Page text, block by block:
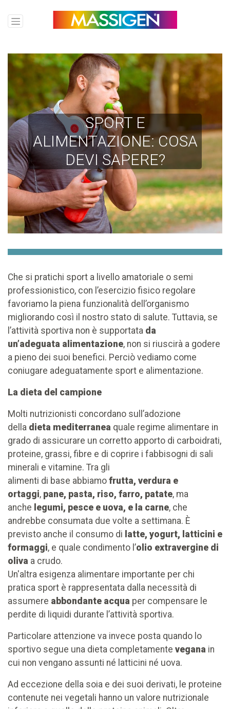
SPORT E
ALIMENTAZIONE: COSA
DEVI SAPERE?
Che si pratichi sport a livello amatoriale o semi
professionistico, con l’esercizio fisico regolare
favoriamo la piena funzionalità dell’organismo
migliorando così il nostro stato di salute. Tuttavia, se
l’attività sportiva non è supportata da
un’adeguata alimentazione, non si riuscirà a godere
a pieno dei suoi benefici. Perciò vediamo come
coniugare adeguatamente sport e alimentazione.
La dieta del campione
Molti nutrizionisti concordano sull’adozione
della dieta mediterranea quale regime alimentare in
grado di assicurare un corretto apporto di carboidrati,
proteine, grassi, fibre e di coprire i fabbisogni di sali
minerali e vitamine. Tra gli
alimenti di base abbiamo frutta, verdura e
ortaggi, pane, pasta, riso, farro, patate, ma
anche legumi, pesce e uova, e la carne, che
andrebbe consumata due volte a settimana. È
previsto anche il consumo di latte, yogurt, latticini e
formaggi, e quale condimento l’olio extravergine di
oliva a crudo.
Un'altra esigenza alimentare importante per chi
pratica sport è rappresentata dalla necessità di
assumere abbondante acqua per compensare le
perdite di liquidi durante l’attività sportiva.
Particolare attenzione va invece posta quando lo
sportivo segue una dieta completamente vegana in
cui non vengano assunti né latticini né uova.
Ad eccezione della soia e dei suoi derivati, le proteine
contenute nei vegetali hanno un valore nutrizionale